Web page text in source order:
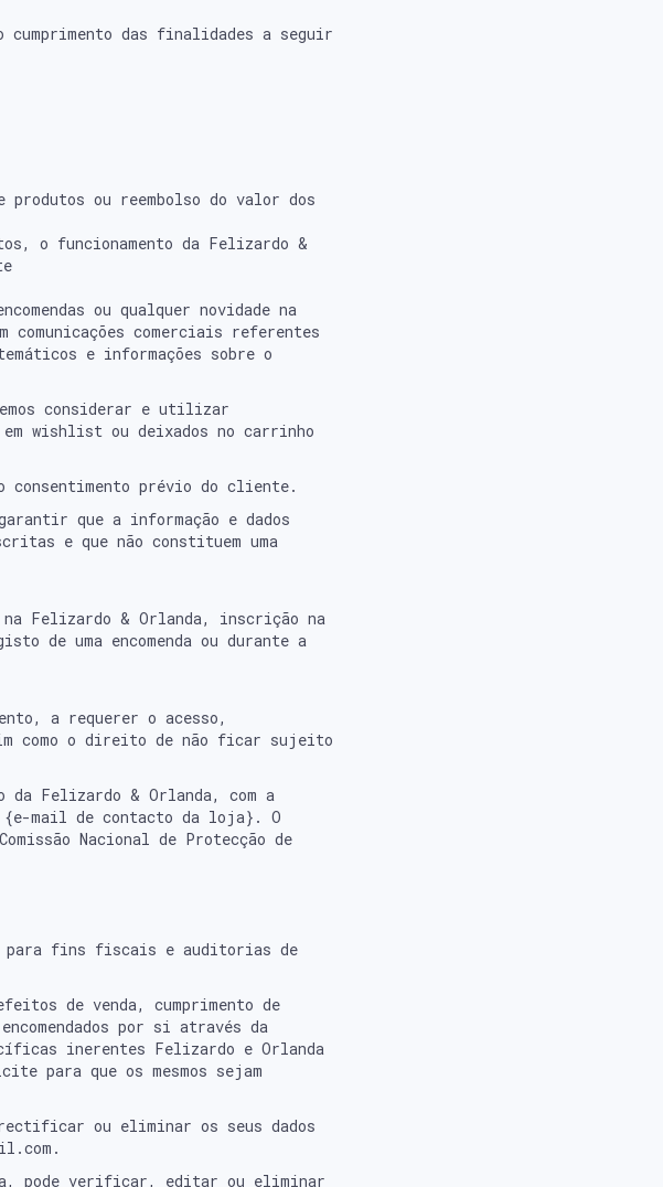
cumprimento das finalidades a seguir
produtos ou reembolso do valor dos
o funcionamento da Felizardo &
ou qualquer novidade na
comunicações comerciais referentes
e informações sobre o
considerar e utilizar
em wishlist ou deixados no carrinho
consentimento prévio do cliente.
que a informação e dados
e que não constituem uma
Felizardo & Orlanda, inscrição na
de uma encomenda ou durante a
a requerer o acesso,
como o direito de não ficar sujeito
Felizardo & Orlanda, com a
{e-mail de contacto da loja}. O
Nacional de Protecção de
para fins fiscais e auditorias de
de venda, cumprimento de
por si através da
inerentes Felizardo e Orlanda
para que os mesmos sejam
ou eliminar os seus dados
pode verificar, editar ou eliminar